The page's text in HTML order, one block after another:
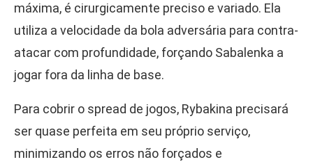
máxima, é cirurgicamente preciso e variado. Ela
utiliza a velocidade da bola adversária para contra-
atacar com profundidade, forçando Sabalenka a
jogar fora da linha de base.
Para cobrir o spread de jogos, Rybakina precisará
ser quase perfeita em seu próprio serviço,
minimizando os erros não forçados e